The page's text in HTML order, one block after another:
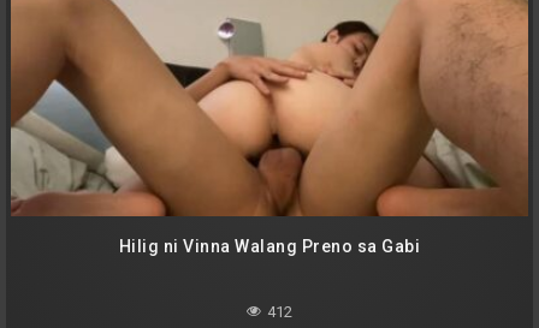
Hilig ni Vinna Walang Preno sa Gabi
412